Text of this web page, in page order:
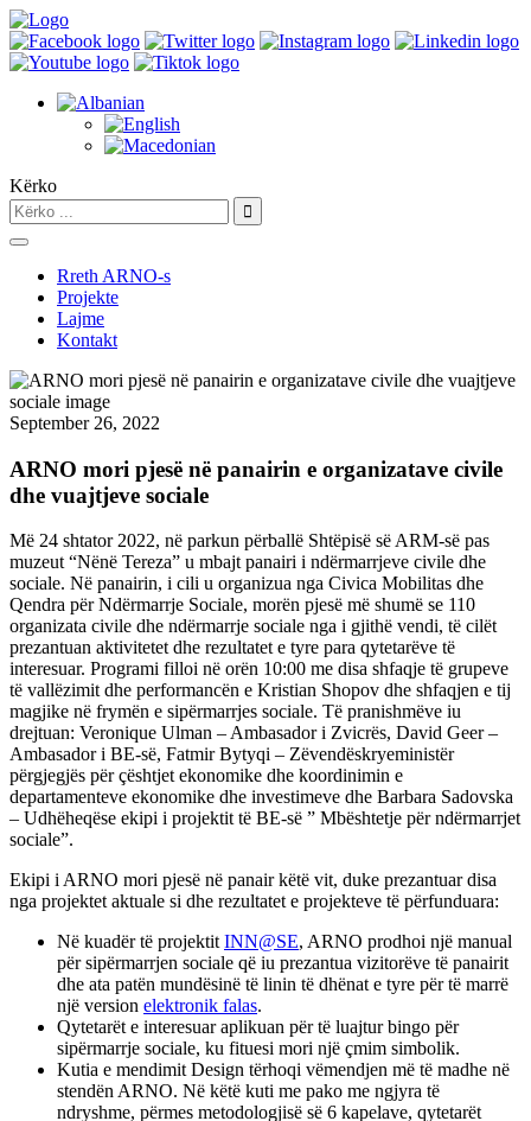
Kërko
Rreth ARNO-s
Projekte
Lajme
Kontakt
September 26, 2022
ARNO mori pjesë në panairin e organizatave civile
dhe vuajtjeve sociale
Më 24 shtator 2022, në parkun përballë Shtëpisë së ARM-së pas
muzeut “Nënë Tereza” u mbajt panairi i ndërmarrjeve civile dhe
sociale. Në panairin, i cili u organizua nga Civica Mobilitas dhe
Qendra për Ndërmarrje Sociale, morën pjesë më shumë se 110
organizata civile dhe ndërmarrje sociale nga i gjithë vendi, të cilët
prezantuan aktivitetet dhe rezultatet e tyre para qytetarëve të
interesuar. Programi filloi në orën 10:00 me disa shfaqje të grupeve
të vallëzimit dhe performancën e Kristian Shopov dhe shfaqjen e tij
magjike në frymën e sipërmarrjes sociale. Të pranishmëve iu
drejtuan: Veronique Ulman – Ambasador i Zvicrës, David Geer –
Ambasador i BE-së, Fatmir Bytyqi – Zëvendëskryeministër
përgjegjës për çështjet ekonomike dhe koordinimin e
departamenteve ekonomike dhe investimeve dhe Barbara Sadovska
– Udhëheqëse ekipi i projektit të BE-së ” Mbështetje për ndërmarrjet
sociale”.
Ekipi i ARNO mori pjesë në panair këtë vit, duke prezantuar disa
nga projektet aktuale si dhe rezultatet e projekteve të përfunduara:
Në kuadër të projektitINN@SE, ARNO prodhoi një manual
për sipërmarrjen sociale që iu prezantua vizitorëve të panairit
dhe ata patën mundësinë të linin të dhënat e tyre për të marrë
një version elektronik falas.
Qytetarët e interesuar aplikuan për të luajtur bingo për
sipërmarrje sociale, ku fituesi mori një çmim simbolik.
Kutia e mendimit Design tërhoqi vëmendjen më të madhe në
stendën ARNO. Në këtë kuti me pako me ngjyra të
ndryshme, përmes metodologjisë së 6 kapelave, qytetarët